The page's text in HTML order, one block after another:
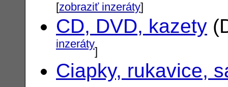
[zobraziť inzeráty]
CD, DVD, kazety
inzeráty]
Ciapky, rukavice,